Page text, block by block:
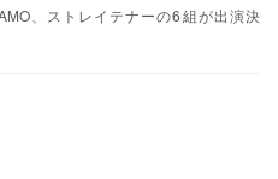
、ストレイテナーの6組が出演決